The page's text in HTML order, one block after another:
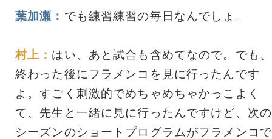
葉加瀬： でも練習練習の毎日なんでしょ。
村上： はい、あと試合も含めてなので。でも、
終わった後にフラメンコを見に行ったんです
よ。すごく刺激的でめちゃめちゃかっこよく
て、先生と一緒に見に行ったんですけど、次の
シーズンのショートプログラムがフラメンコで